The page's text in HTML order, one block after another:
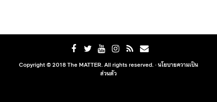
Copyright © 2018 The MATTER. All rights reserved. ·นโยบายความเป็น
ส่วนตัว